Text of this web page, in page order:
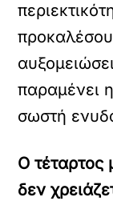
παραμένει
σωστή
Ο τέταρτος
δεν